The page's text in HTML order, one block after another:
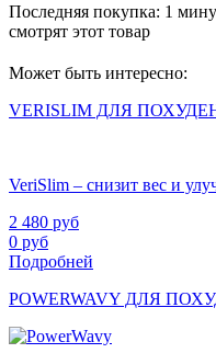
Последняя покупка: 1
смотрят этот товар
Может быть интересно:
VERISLIM ДЛЯ
VeriSlim – снизит вес и
2 480 руб
0 руб
Подробней
POWERWAVY ДЛЯ